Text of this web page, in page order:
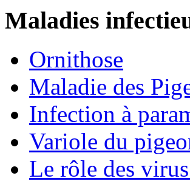
Maladies
Ornithose
Maladie des
Infection à
Variole du
Le rôle des